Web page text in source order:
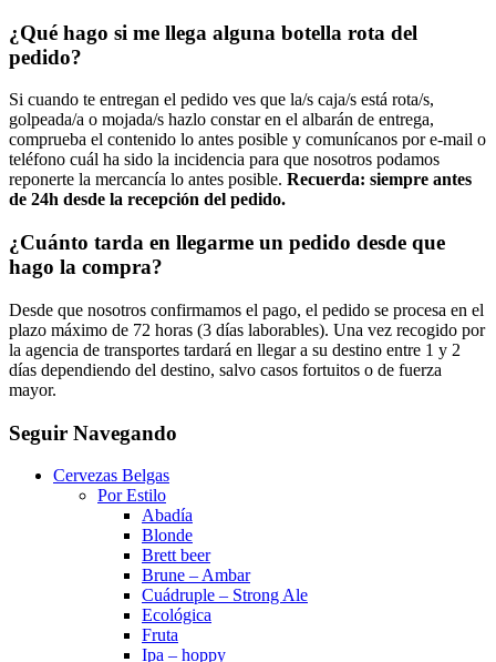
¿Qué hago si me llega alguna botella rota del
pedido?
Si cuando te entregan el pedido ves que la/s caja/s está rota/s,
golpeada/a o mojada/s hazlo constar en el albarán de entrega,
comprueba el contenido lo antes posible y comunícanos por e-mail o
teléfono cuál ha sido la incidencia para que nosotros podamos
reponerte la mercancía lo antes posible. Recuerda: siempre antes
de 24h desde la recepción del pedido.
¿Cuánto tarda en llegarme un pedido desde que
hago la compra?
Desde que nosotros confirmamos el pago, el pedido se procesa en el
plazo máximo de 72 horas (3 días laborables). Una vez recogido por
la agencia de transportes tardará en llegar a su destino entre 1 y 2
días dependiendo del destino, salvo casos fortuitos o de fuerza
mayor.
Seguir Navegando
Cervezas Belgas
Por Estilo
Abadía
Blonde
Brett beer
Brune – Ambar
Cuádruple – Strong Ale
Ecológica
Fruta
Ipa – hoppy